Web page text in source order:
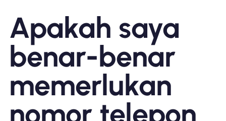
Paket Toko
Tentang eSIM
Mengapa Nomad eSIM
Apakah saya
benar-benar
memerlukan
nomor telepon